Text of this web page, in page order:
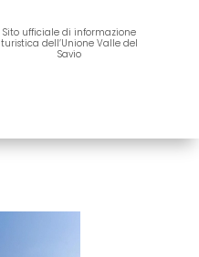
Sito ufficiale di informazione
turistica dell’Unione Valle del
Savio